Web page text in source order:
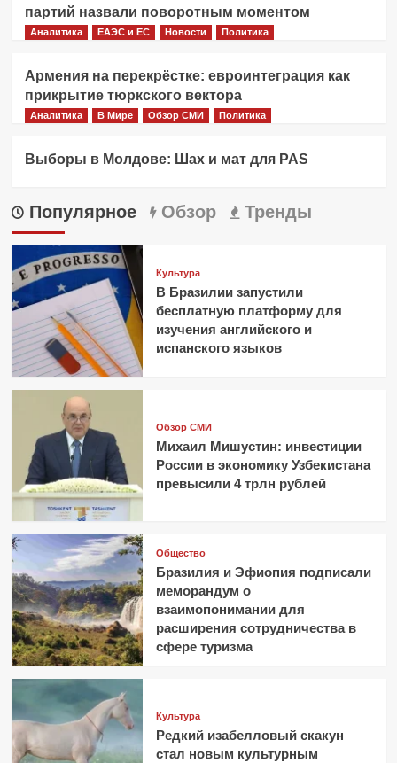
партий назвали поворотным моментом
Аналитика ЕАЭС и ЕС Новости Политика
Армения на перекрёстке: евроинтеграция как
прикрытие тюркского вектора
Аналитика В Мире Обзор СМИ Политика
Выборы в Молдове: Шах и мат для PAS
Популярное Обзор Тренды
Культура
В Бразилии запустили
бесплатную платформу для
изучения английского и
испанского языков
Обзор СМИ
Михаил Мишустин: инвестиции
России в экономику Узбекистана
превысили 4 трлн рублей
Общество
Бразилия и Эфиопия подписали
меморандум о
взаимопонимании для
расширения сотрудничества в
сфере туризма
Культура
Редкий изабелловый скакун
стал новым культурным